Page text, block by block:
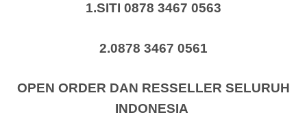
1.SITI 0878 3467 0563
2.0878 3467 0561
OPEN ORDER DAN RESSELLER SELURUH
INDONESIA